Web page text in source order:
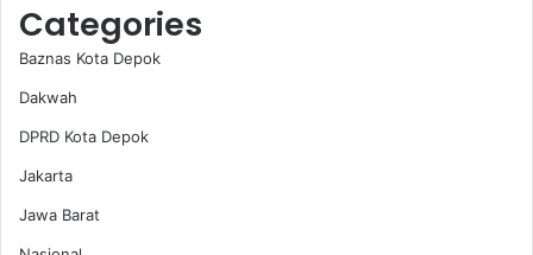
Categories
Baznas Kota Depok
Dakwah
DPRD Kota Depok
Jakarta
Jawa Barat